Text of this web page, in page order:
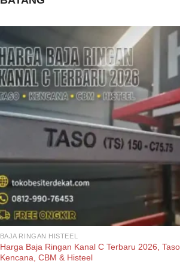
BAJA RINGAN HISTEEL
Harga Baja Ringan Kanal C Terbaru 2026,
Kencana, CBM & Histeel